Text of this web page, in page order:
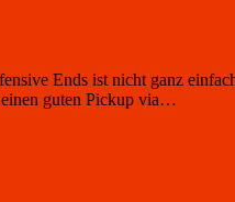
Ends ist nicht ganz
einen guten Pickup via…